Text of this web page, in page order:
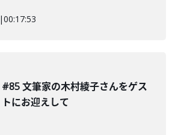
|00:17:53
#85 文筆家の木村綾子さんをゲス
トにお迎えして